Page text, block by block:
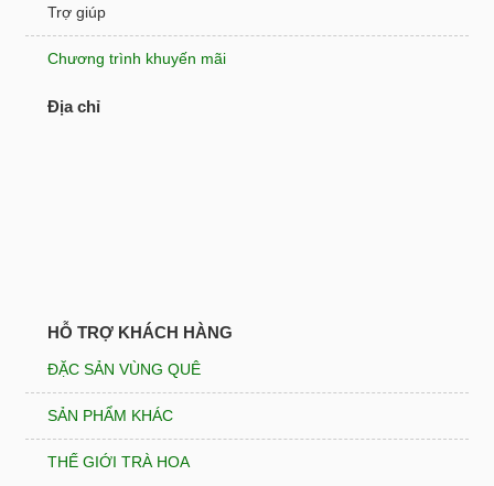
Trợ giúp
Chương trình khuyến mãi
Địa chỉ
HỖ TRỢ KHÁCH HÀNG
ĐẶC SẢN VÙNG QUÊ
SẢN PHẨM KHÁC
THẾ GIỚI TRÀ HOA